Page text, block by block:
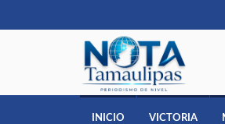
INICIO VICTORIA